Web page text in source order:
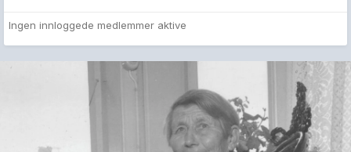
Ingen innloggede medlemmer aktive